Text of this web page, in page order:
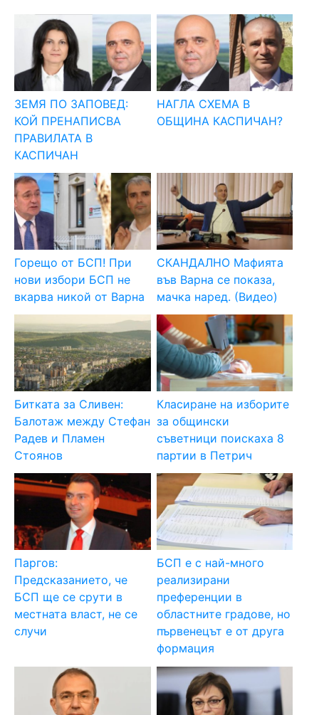
ЗЕМЯ ПО ЗАПОВЕД:
КОЙ ПРЕНАПИСВА
ПРАВИЛАТА В
КАСПИЧАН
НАГЛА СХЕМА В
ОБЩИНА КАСПИЧАН?
Горещо от БСП! При
нови избори БСП не
вкарва никой от Варна
СКАНДАЛНО Мафията
във Варна се показа,
мачка наред. (Видео)
Битката за Сливен:
Балотаж между Стефан
Радев и Пламен
Стоянов
Класиране на изборите
за общински
съветници поискаха 8
партии в Петрич
Паргов:
Предсказанието, че
БСП ще се срути в
местната власт, не се
случи
БСП е с най-много
реализирани
преференции в
областните градове, но
първенецът е от друга
формация